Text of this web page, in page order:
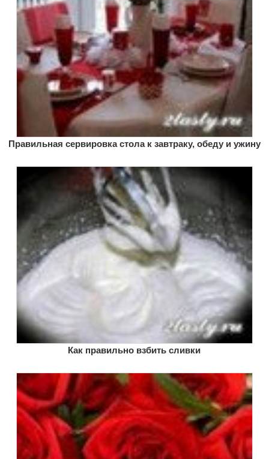
Правильная сервировка стола к завтраку, обеду и ужину
Как правильно взбить сливки